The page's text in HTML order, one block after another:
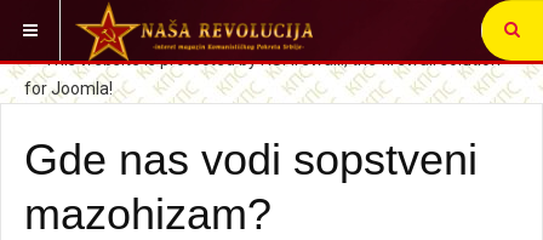
VI STE OVDE: SRBIJA I SVET IZ NAŠEG UGLA
Gde nas vodi sopstveni
mazohizam?